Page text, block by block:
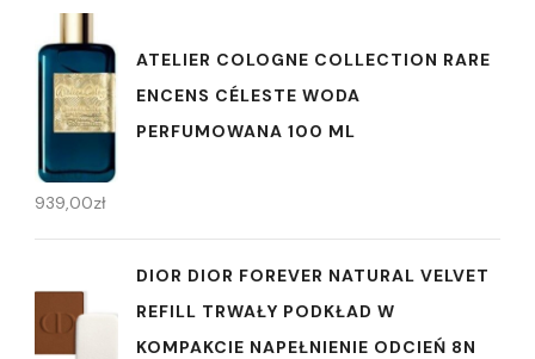
ATELIER COLOGNE COLLECTION RARE
ENCENS CÉLESTE WODA
PERFUMOWANA 100 ML
939,00zł
DIOR DIOR FOREVER NATURAL VELVET
REFILL TRWAŁY PODKŁAD W
KOMPAKCIE NAPEŁNIENIE ODCIEŃ 8N